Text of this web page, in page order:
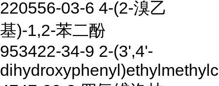
220556-03-6 4-(2-溴乙
基)-1,2-苯二酚
953422-34-9 2-(3',4'-